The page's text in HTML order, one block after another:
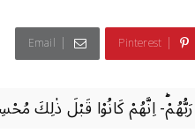
Pinterest
Email